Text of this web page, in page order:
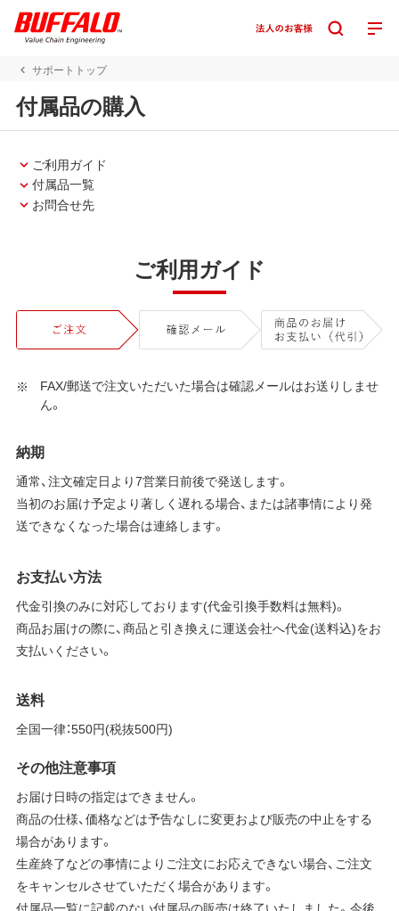
サポートトップ
付属品の購入
ご利用ガイド
付属品一覧
お問合せ先
ご利用ガイド
FAX/郵送で注文いただいた場合は確認メールはお送りしませ
ん。
納期
通常、注文確定日より7営業日前後で発送します。
当初のお届け予定より著しく遅れる場合、または諸事情により発
送できなくなった場合は連絡します。
お支払い方法
代金引換のみに対応しております(代金引換手数料は無料)。
商品お届けの際に、商品と引き換えに運送会社へ代金(送料込)をお
支払いください。
送料
全国一律：550円(税抜500円)
その他注意事項
お届け日時の指定はできません。
商品の仕様、価格などは予告なしに変更および販売の中止をする
場合があります。
生産終了などの事情によりご注文にお応えできない場合、ご注文
をキャンセルさせていただく場合があります。